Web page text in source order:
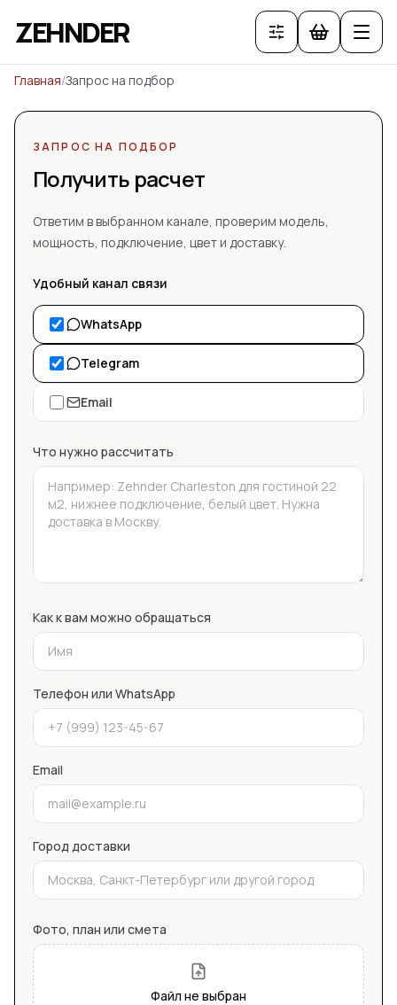
ZEHNDER
Главная/Запрос на подбор
ЗАПРОС НА ПОДБОР
Получить расчет
Ответим в выбранном канале, проверим модель,
мощность, подключение, цвет и доставку.
Удобный канал связи
WhatsApp
Telegram
Email
Что нужно рассчитать
Как к вам можно обращаться
Телефон или WhatsApp
Email
Город доставки
Фото, план или смета
Файл не выбран